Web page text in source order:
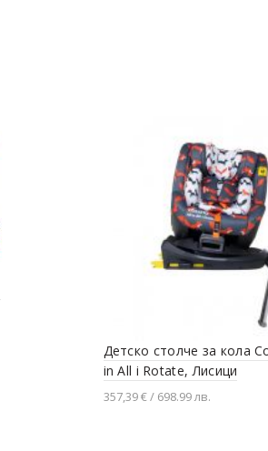
Детско столче за кола
in All i Rotate, Лисици
357,39 € / 698.99 лв.